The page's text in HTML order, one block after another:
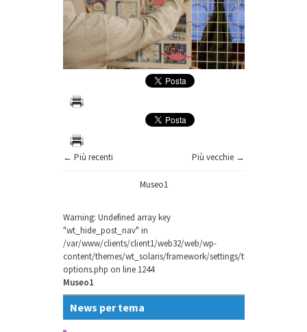
← Più recenti Più vecchie →
Museo1
Warning: Undefined array key
"wt_hide_post_nav" in
/var/www/clients/client1/web32/web/wp-
content/themes/wt_solaris/framework/settings/theme-
options.php on line 1244
Museo1
News per tema